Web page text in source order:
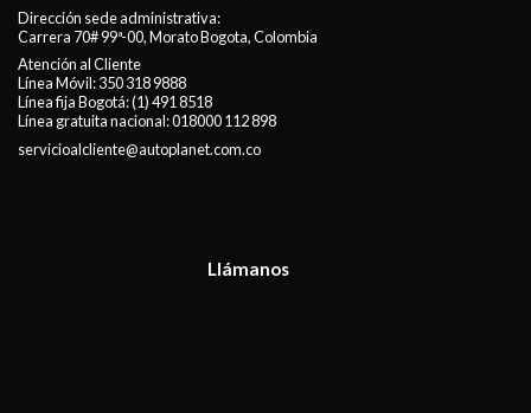
Dirección sede administrativa:
Carrera 70# 99ª-00, Morato Bogota, Colombia
Atención al Cliente
Línea Móvil:350 318 9888
Línea fija Bogotá:(1) 491 8518
Línea gratuita nacional:018000 112 898
servicioalcliente@autoplanet.com.co
Llámanos